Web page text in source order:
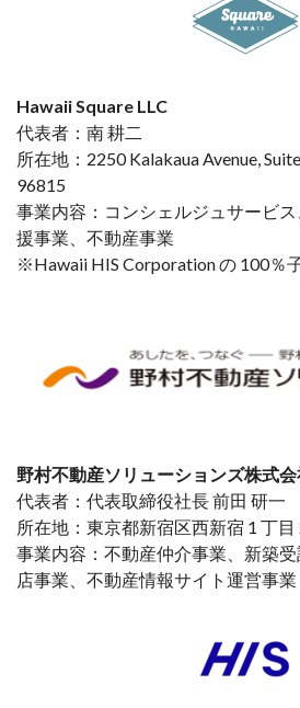
Hawaii Square LLC
代表者：南 耕二
所在地：2250 Kalakaua Avenue,
96815
事業内容：コンシェルジュサービ
援事業、不動産事業
※Hawaii HIS Corporation の 100％
野村不動産ソリューションズ株式
代表者：代表取締役社長 前田 研一
所在地：東京都新宿区西新宿 1 丁目
事業内容：不動産仲介事業、新築
店事業、不動産情報サイト運営事業